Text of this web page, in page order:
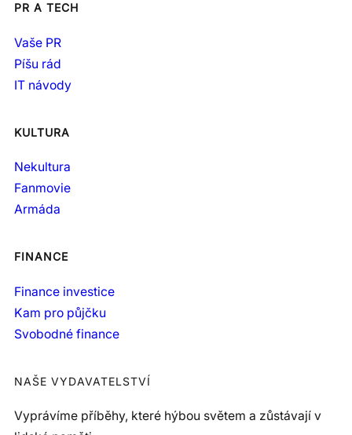
PR A TECH
Vaše PR
Píšu rád
IT návody
KULTURA
Nekultura
Fanmovie
Armáda
FINANCE
Finance investice
Kam pro půjčku
Svobodné finance
NAŠE VYDAVATELSTVÍ
Vyprávíme příběhy, které hýbou světem a zůstávají v